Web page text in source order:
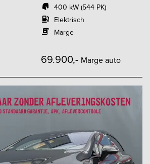
400 kW (544 PK)
Elektrisch
Marge
69.900,- Marge auto